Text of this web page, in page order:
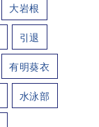
大岩根
引退
有明葵衣
水泳部